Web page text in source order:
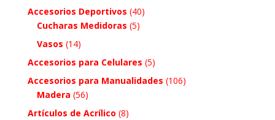
Accesorios Deportivos (40)
Cucharas Medidoras (5)
Vasos (14)
Accesorios para Celulares (5)
Accesorios para Manualidades (106)
Madera (56)
Artículos de Acrílico (8)